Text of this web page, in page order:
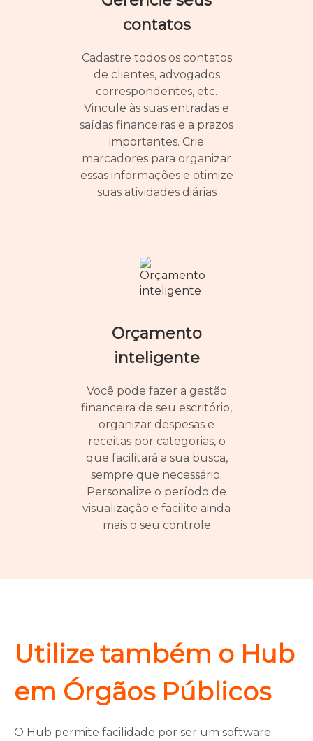
contatos
Cadastre todos os contatos
de clientes, advogados
correspondentes, etc.
Vincule às suas entradas e
saídas financeiras e a prazos
importantes. Crie
marcadores para organizar
essas informações e otimize
suas atividades diárias
Orçamento
inteligente
Você pode fazer a gestão
financeira de seu escritório,
organizar despesas e
receitas por categorias, o
que facilitará a sua busca,
sempre que necessário.
Personalize o período de
visualização e facilite ainda
mais o seu controle
Utilize também o Hub
em Órgãos Públicos
O Hub permite facilidade por ser um software